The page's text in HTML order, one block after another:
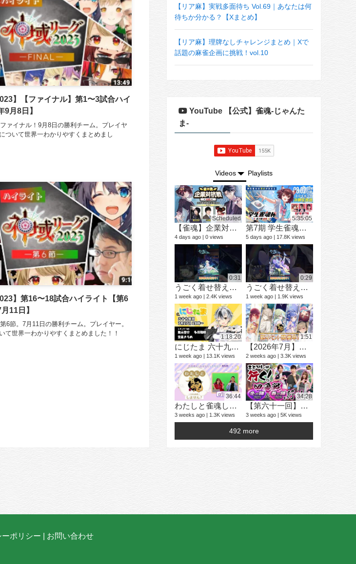
】【ファイナル】第1〜3試合ハイ
9月8日】
ァイナル！9月8日の勝利チーム。プレイヤ
ついて世界一わかりやすくまとめまし
】第16〜18試合ハイライト【第6
11日】
6節。7月11日の勝利チーム。プレイヤー。
て世界一わかりやすくまとめました！！
【リア麻】実戦多面待ち Vol.69｜あなたは何
待ちか分かる？【Xまとめ】
【リア麻】理牌なしチャレンジまとめ｜Xで
話題の麻雀企画に挑戦！vol.10
YouTube 【公式】雀魂-じゃんた
ま-
Videos Playlists
Scheduled
【雀魂】企業対抗戦2026【予選】
4 days ago 0 views
5:35:05
第7期 学生雀魂杯 南場 決勝
5 days ago 17.8K views
0:31
うごく着せ替え紹介動画 ミラ #shorts
1 week ago 2.4K views
0:29
うごく着せ替え紹介動画 七海 礼奈 #shorts
1 week ago 1.9K views
1:18:20
にじたま 六十九局目 今日は何のルールで遊ぼうかにゃ？
1 week ago 13.1K views
1:51
【2026年7月】「雀魂 じゃんたま」 イベント 新内容一覧
2 weeks ago 3.3K views
36:44
わたしと雀魂しません？ 第13回目内田真礼とおはなししません！？
3 weeks ago 1.3K views
34:28
【第六十一回】ふとぴんが行く！四象戦 冬の陣25/春の陣26 編
3 weeks ago 5K views
492 more
ポリシー お問い合わせ